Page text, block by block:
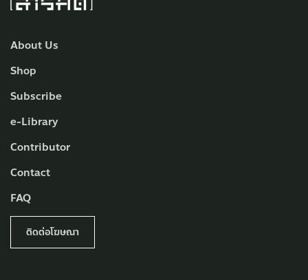
About Us
Shop
Subscribe
e-Library
Contributor
Contact
FAQ
ติดต่อโฆษณา